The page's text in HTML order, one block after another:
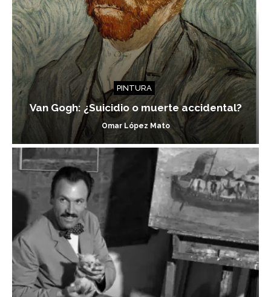
PINTURA
Van Gogh: ¿Suicidio o muerte accidental?
Omar López Mato